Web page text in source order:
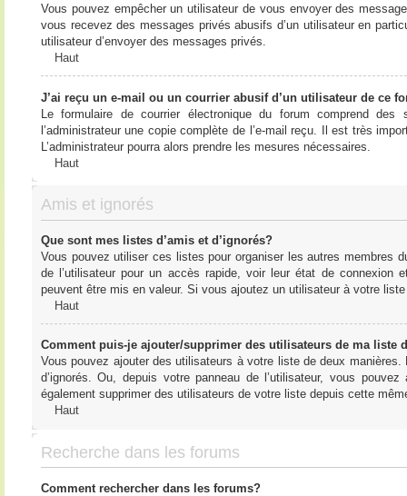
Vous pouvez empêcher un utilisateur de vous envoyer des
vous recevez des messages privés abusifs d’un utilisateur en
utilisateur d’envoyer des messages privés.
Haut
J’ai reçu un e-mail ou un courrier abusif d’un utilisateur de ce
Le formulaire de courrier électronique du forum comprend
l’administrateur une copie complète de l’e-mail reçu. Il est très
L’administrateur pourra alors prendre les mesures nécessaires.
Haut
Amis et ignorés
Que sont mes listes d’amis et d’ignorés?
Vous pouvez utiliser ces listes pour organiser les autres membres
de l’utilisateur pour un accès rapide, voir leur état de connexion
peuvent être mis en valeur. Si vous ajoutez un utilisateur à votre
Haut
Comment puis-je ajouter/supprimer des utilisateurs de ma liste
Vous pouvez ajouter des utilisateurs à votre liste de deux
d’ignorés. Ou, depuis votre panneau de l’utilisateur, vous
également supprimer des utilisateurs de votre liste depuis cette
Haut
Recherche dans les forums
Comment rechercher dans les forums?